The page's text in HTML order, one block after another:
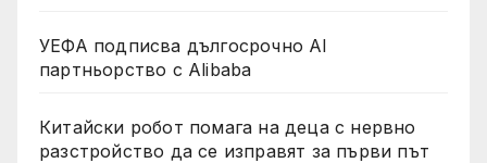
УЕФА подписва дългосрочно AI
партньорство с Alibaba
Китайски робот помага на деца с нервно
разстройство да се изправят за първи път